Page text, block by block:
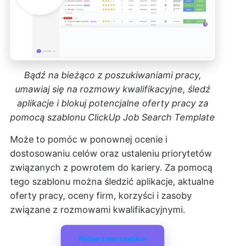
Bądź na bieżąco z poszukiwaniami pracy,
umawiaj się na rozmowy kwalifikacyjne, śledź
aplikacje i blokuj potencjalne oferty pracy za
pomocą szablonu ClickUp Job Search Template
Może to pomóc w ponownej ocenie i
dostosowaniu celów oraz ustaleniu priorytetów
związanych z powrotem do kariery. Za pomocą
tego szablonu można śledzić aplikacje, aktualne
oferty pracy, oceny firm, korzyści i zasoby
związane z rozmowami kwalifikacyjnymi.
Pobierz ten szablon